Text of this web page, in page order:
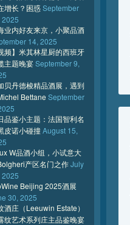
增长？困惑September
2025
业内好友来京，小聚品酒
14, 2025
频】米其林星厨的西班牙
主题晚宴September 9,
贝丹德梭精品酒展，遇到
Bettane September
品鉴小主题：法国智利名
皮诺小碰撞August 15,
W品酒小组，小试意大
产区名门之作July
2025
Beijing 2025酒展
30, 2025
酒庄（Leeuwin Estate）
纹艺术系列庄主品鉴晚宴